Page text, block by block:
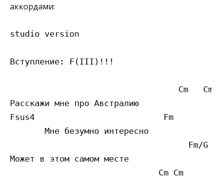
аккордами:
studio version
Вступление: F(III)!!!
Cm
Расскажи мне про Австралию
Fsus4                          Fm
       Мне безумно интересно
                                    Fm/G
Может в этом самом месте
                              Cm Cm